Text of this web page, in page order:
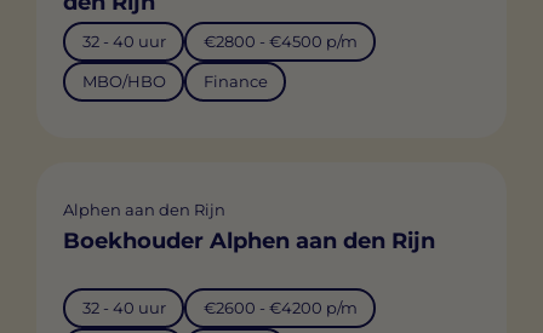
32 - 40 uur €2800 - €4500 p/m
MBO/HBO Finance
Alphen aan den Rijn
Boekhouder Alphen aan den Rijn
32 - 40 uur €2600 - €4200 p/m